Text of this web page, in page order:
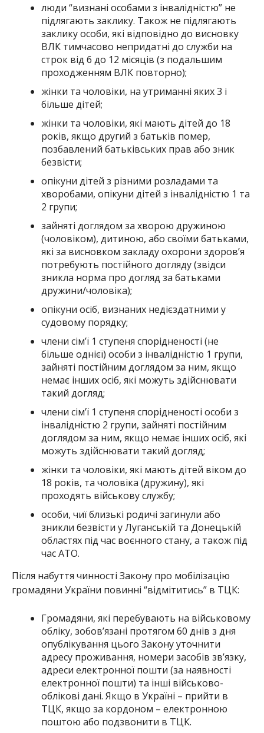
люди “визнані особами з інвалідністю” не
підлягають заклику. Також не підлягають
заклику особи, які відповідно до висновку
ВЛК тимчасово непридатні до служби на
строк від 6 до 12 місяців (з подальшим
проходженням ВЛК повторно);
жінки та чоловіки, на утриманні яких 3 і
більше дітей;
жінки та чоловіки, які мають дітей до 18
років, якщо другий з батьків помер,
позбавлений батьківських прав або зник
безвісти;
опікуни дітей з різними розладами та
хворобами, опікуни дітей з інвалідністю 1 та
2 групи;
зайняті доглядом за хворою дружиною
(чоловіком), дитиною, або своїми батьками,
які за висновком закладу охорони здоров’я
потребують постійного догляду (звідси
зникла норма про догляд за батьками
дружини/чоловіка);
опікуни осіб, визнаних недієздатними у
судовому порядку;
члени сім’ї 1 ступеня спорідненості (не
більше однієї) особи з інвалідністю 1 групи,
зайняті постійним доглядом за ним, якщо
немає інших осіб, які можуть здійснювати
такий догляд;
члени сім’ї 1 ступеня спорідненості особи з
інвалідністю 2 групи, зайняті постійним
доглядом за ним, якщо немає інших осіб, які
можуть здійснювати такий догляд;
жінки та чоловіки, які мають дітей віком до
18 років, та чоловіка (дружину), які
проходять військову службу;
особи, чиї близькі родичі загинули або
зникли безвісти у Луганській та Донецькій
областях під час воєнного стану, а також під
час АТО.
Після набуття чинності Закону про мобілізацію
громадяни України повинні “відмітитись” в ТЦК:
Громадяни, які перебувають на військовому
обліку, зобов’язані протягом 60 днів з дня
опублікування цього Закону уточнити
адресу проживання, номери засобів зв’язку,
адреси електронної пошти (за наявності
електронної пошти) та інші військово-
облікові дані. Якщо в Україні – прийти в
ТЦК, якщо за кордоном – електронною
поштою або подзвонити в ТЦК.